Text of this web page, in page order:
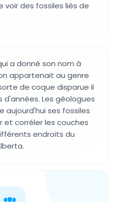
des fossiles liés de
a donné son nom à
appartenait au genre
de coque disparue il
d'années. Les géologues
aujourd'hui ses fossiles
et corréler les couches
endroits du